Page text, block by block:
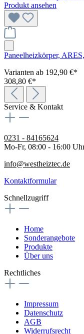
Produkt ansehen
Paneelheizkörper,
Varianten ab 192,90 €*
308,80 €*
Service & Kontakt
0231 - 84165624
Mo-Fr, 08:00 - 16:00
info@westheiztec.de
Kontaktformular
Schnellzugriff
Home
Sonderangebote
Produkte
Über uns
Rechtliches
Impressum
Datenschutz
AGB
Widerrufsrecht